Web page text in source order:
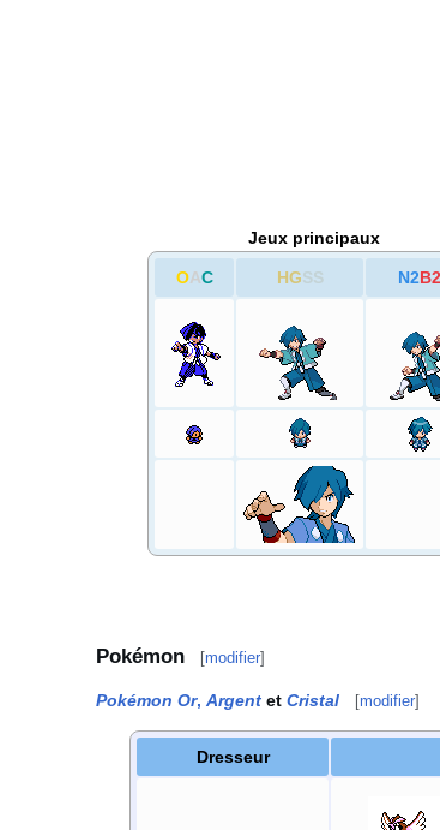
Jeux principaux
OAC HGSS N2B2
Pokémon [modifier]
Pokémon Or, Argent et Cristal [modifier]
Dresseur